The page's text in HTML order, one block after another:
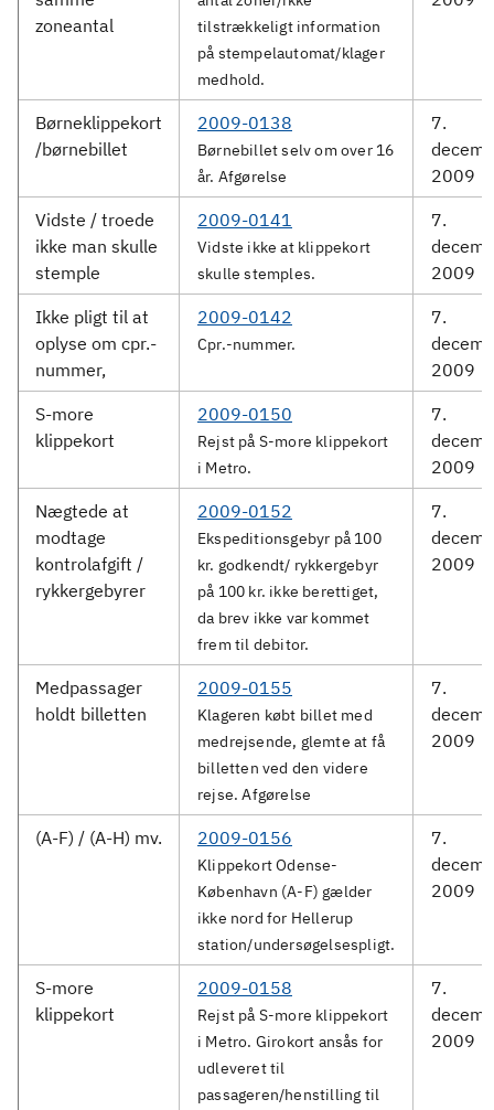
zoneantal
tilstrækkeligt information
på stempelautomat/klager
medhold.
Børneklippekort
/børnebillet
2009-0138
Børnebillet selv om over 16
år. Afgørelse
7.
2009
Vidste / troede
ikke man skulle
stemple
2009-0141
Vidste ikke at klippekort
skulle stemples.
7.
2009
Ikke pligt til at
oplyse om cpr.-
nummer,
2009-0142
Cpr.-nummer.
7.
2009
S-more
klippekort
2009-0150
Rejst på S-more klippekort
i Metro.
7.
2009
Nægtede at
modtage
kontrolafgift /
rykkergebyrer
2009-0152
Ekspeditionsgebyr på 100
kr. godkendt/ rykkergebyr
på 100 kr. ikke berettiget,
da brev ikke var kommet
frem til debitor.
7.
2009
Medpassager
holdt billetten
2009-0155
Klageren købt billet med
medrejsende, glemte at få
billetten ved den videre
rejse. Afgørelse
7.
2009
(A-F) / (A-H) mv. 2009-0156
Klippekort Odense-
København (A-F) gælder
ikke nord for Hellerup
station/undersøgelsespligt.
7.
2009
S-more
klippekort
2009-0158
Rejst på S-more klippekort
i Metro. Girokort ansås for
udleveret til
passageren/henstilling til
7.
2009